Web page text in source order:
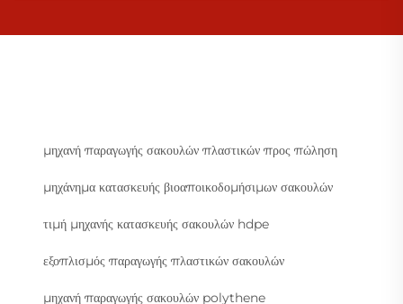
μηχανή παραγωγής σακουλών πλαστικών προς πώληση
μηχάνημα κατασκευής βιοαποικοδομήσιμων σακουλών
τιμή μηχανής κατασκευής σακουλών hdpe
εξοπλισμός παραγωγής πλαστικών σακουλών
μηχανή παραγωγής σακουλών polythene